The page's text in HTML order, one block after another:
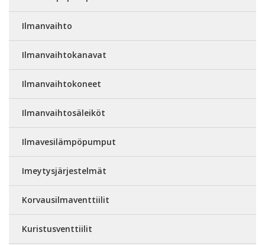
Ilmanvaihto
Ilmanvaihtokanavat
Ilmanvaihtokoneet
Ilmanvaihtosäleiköt
Ilmavesilämpöpumput
Imeytysjärjestelmät
Korvausilmaventtiilit
Kuristusventtiilit